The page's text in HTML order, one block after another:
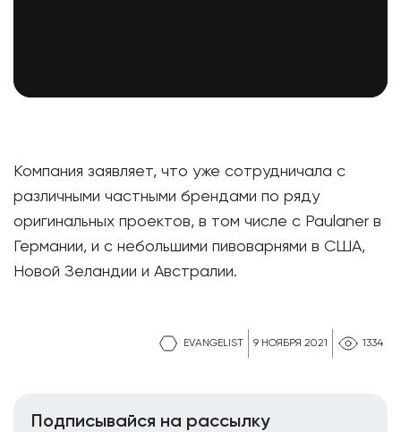
EVANGELIST 9 НОЯБРЯ 2021 1334
Компания заявляет, что уже сотрудничала с
различными частными брендами по ряду
оригинальных проектов, в том числе с Paulaner в
Германии, и с небольшими пивоварнями в США,
Новой Зеландии и Австралии.
Подписывайся на рассылку